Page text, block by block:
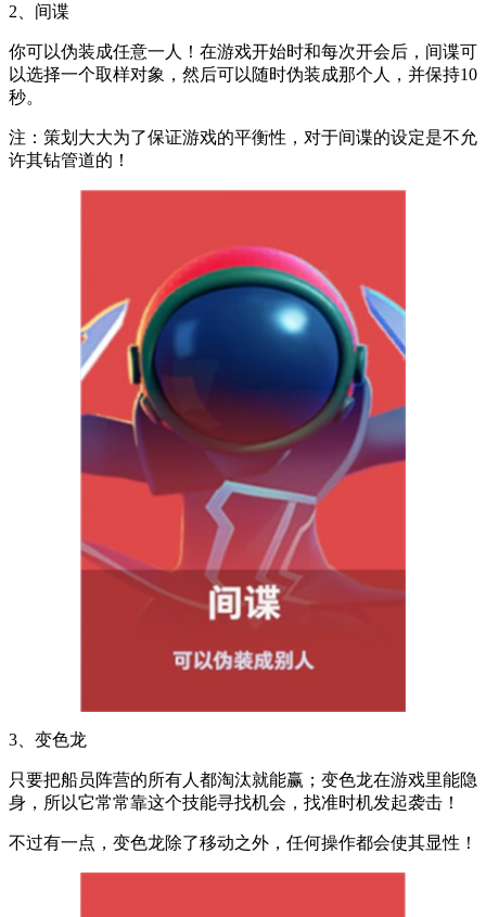
2、间谍
你可以伪装成任意一人！在游戏开始时和每次开会后，间谍可
以选择一个取样对象，然后可以随时伪装成那个人，并保持10
秒。
注：策划大大为了保证游戏的平衡性，对于间谍的设定是不允
许其钻管道的！
3、变色龙
只要把船员阵营的所有人都淘汰就能赢；变色龙在游戏里能隐
身，所以它常常靠这个技能寻找机会，找准时机发起袭击！
不过有一点，变色龙除了移动之外，任何操作都会使其显性！